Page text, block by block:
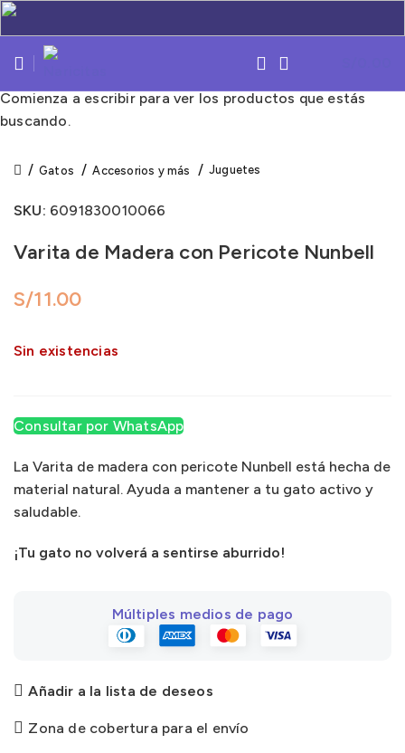
Click to enlarge
Gatos Accesorios y más Juguetes
SKU: 6091830010066
Varita de Madera con Pericote Nunbell
S/
Sin existencias
Consultar por WhatsApp
La Varita de madera con pericote Nunbell está hecha de
material natural. Ayuda a mantener a tu gato activo y
saludable.
¡Tu gato no volverá a sentirse aburrido!
Múltiples medios de pago
Añadir a la lista de deseos
Zona de cobertura para el envío
Comienza a escribir para ver los productos que estás
buscando.